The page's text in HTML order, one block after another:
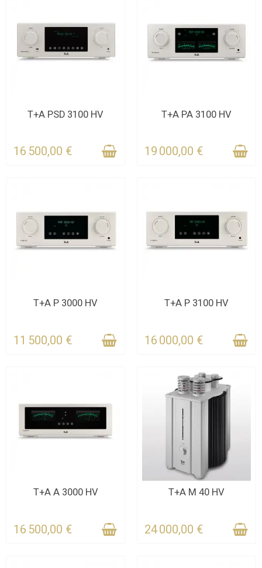
CONTACTEZ-NOUS
T+A PSD 3100 HV
16 500,00 €
DERNIERS ARTICLES EN
T+A PA 3100 HV
19 000,00 €
CONTACTEZ-NOUS
T+A P 3000 HV
11 500,00 €
CONTACTEZ-NOUS
T+A P 3100 HV
16 000,00 €
CONTACTEZ-NOUS
T+A A 3000 HV
16 500,00 €
CONTACTEZ-NOUS
T+A M 40 HV
24 000,00 €